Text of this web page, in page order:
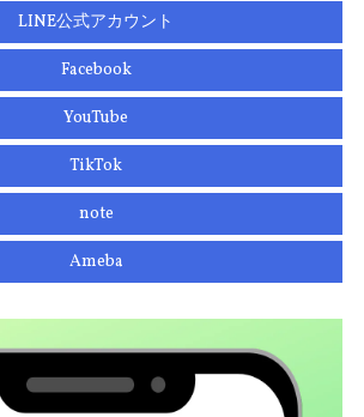
LINE公式アカウント
Facebook
YouTube
TikTok
note
Ameba